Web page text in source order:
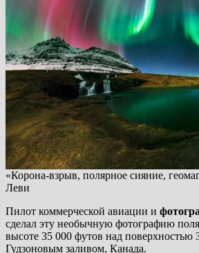
«Корона-взрыв, полярное сияние,
Леви
Пилот коммерческой авиации и
сделал эту необычную фотографию
высоте 35 000 футов над поверхностью
Гудзоновым заливом, Канада.